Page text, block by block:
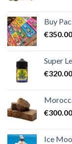
Buy
€350.00
Super
€320.00
€300.00
Ice